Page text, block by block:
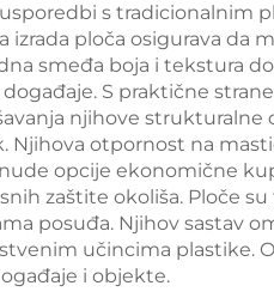
s tradicionalnim
ploča osigurava da
smeđa boja i tekstura
S praktične
njihove strukturalne
otpornost na
opcije ekonomične
zaštite okoliša. Ploče
posuđa. Njihov sastav
učincima plastike.
i objekte.